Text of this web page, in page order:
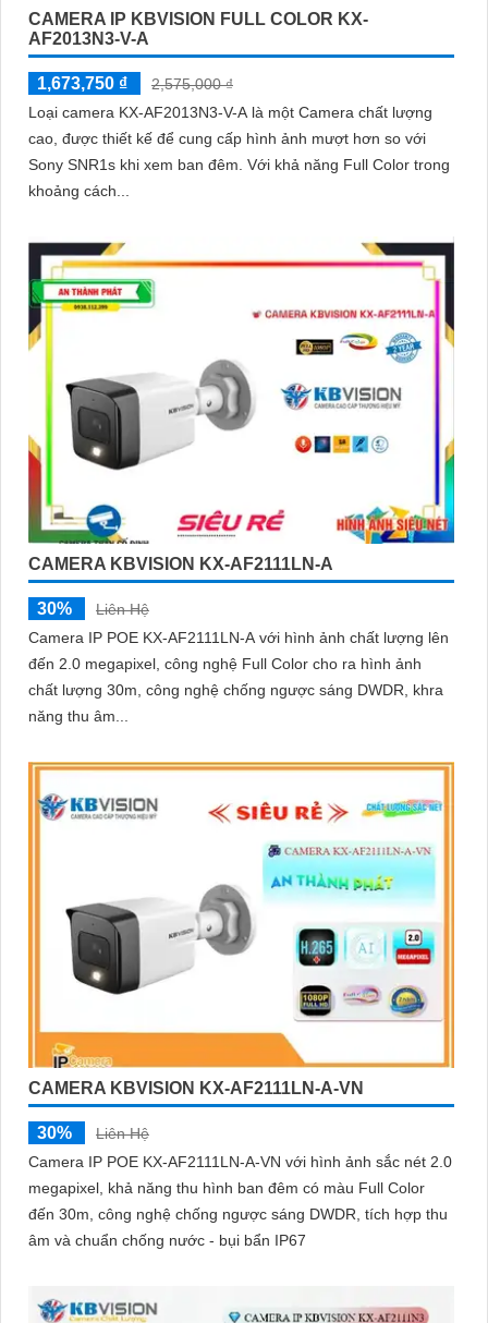
CAMERA IP KBVISION FULL COLOR KX-
AF2013N3-V-A
1,673,750 ₫
2,575,000 ₫
Loại camera KX-AF2013N3-V-A là một Camera chất lượng
cao, được thiết kế để cung cấp hình ảnh mượt hơn so với
Sony SNR1s khi xem ban đêm. Với khả năng Full Color trong
khoảng cách...
CAMERA KBVISION KX-AF2111LN-A
30%
Liên Hệ
Camera IP POE KX-AF2111LN-A với hình ảnh chất lượng lên
đến 2.0 megapixel, công nghệ Full Color cho ra hình ảnh
chất lượng 30m, công nghệ chống ngược sáng DWDR, khra
năng thu âm...
CAMERA KBVISION KX-AF2111LN-A-VN
30%
Liên Hệ
Camera IP POE KX-AF2111LN-A-VN với hình ảnh sắc nét 2.0
megapixel, khả năng thu hình ban đêm có màu Full Color
đến 30m, công nghệ chống ngược sáng DWDR, tích hợp thu
âm và chuẩn chống nước - bụi bẩn IP67